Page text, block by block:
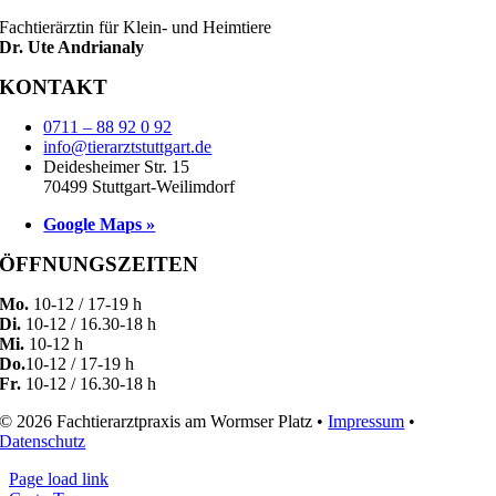
Fachtierärztin für Klein- und Heimtiere
Dr. Ute Andrianaly
KONTAKT
0711 – 88 92 0 92
info@tierarztstuttgart.de
Deidesheimer Str. 15
70499 Stuttgart-Weilimdorf
Google Maps »
ÖFFNUNGSZEITEN
Mo. 10-12 / 17-19 h
Di. 10-12 / 16.30-18 h
Mi. 10-12 h
Do.10-12 / 17-19 h
Fr. 10-12 / 16.30-18 h
© 2026 Fachtierarztpraxis am Wormser Platz •Impressum •
Datenschutz
Page load link